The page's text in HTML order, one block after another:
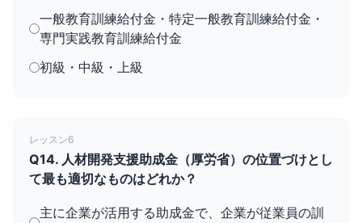
一般教育訓練給付金・特定一般教育訓練給付金・
専門実践教育訓練給付金
初級・中級・上級
レッスン6
Q14. 人材開発支援助成金（厚労省）の位置づけとし
て最も適切なものはどれか？
主に企業が活用する助成金で、企業が従業員の訓